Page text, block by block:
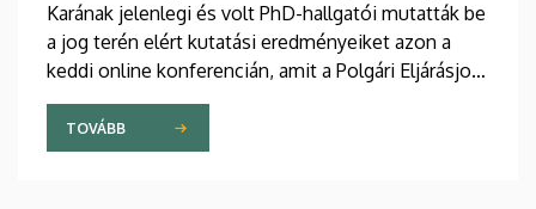
Karának jelenlegi és volt PhD-hallgatói mutatták be
a jog terén elért kutatási eredményeiket azon a
keddi online konferencián, amit a Polgári Eljárásjogi
Tanszék szervezett. A kutatás előszobája –
inspirációk a tudományos pálya megkezdéséhez
című rendezvényen tíz fiatal tudós tartott előadást.
TOVÁBB